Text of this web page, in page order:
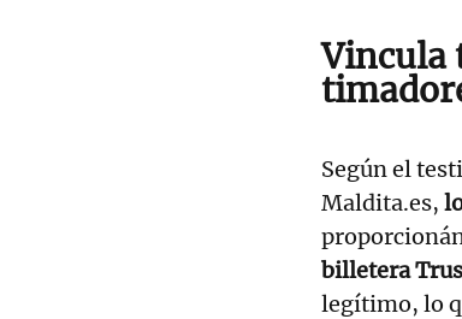
Vincula
Según el
Maldita.es,
billetera
legítimo, lo